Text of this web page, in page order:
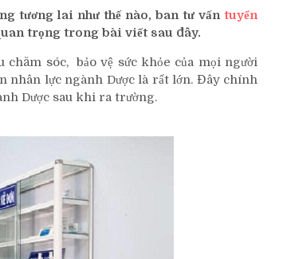
tương lai như thế nào, ban tư vấn tuyển
trọng trong bài viết sau đây.
sóc, bảo vệ sức khỏe của mọi người
nhân lực ngành Dược là rất lớn. Đây chính
Dược sau khi ra trường.